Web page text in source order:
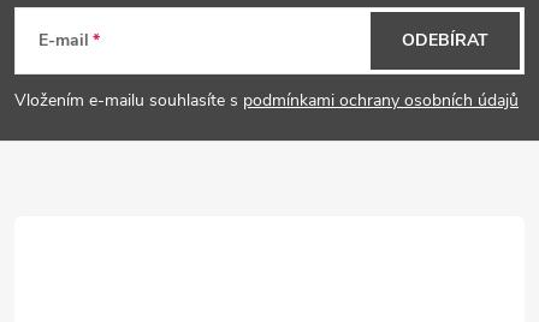
p
a
E-mail
Vložením e-mailu souhlasíte s podmínkami ochrany osobních údajů
ODEBÍRAT